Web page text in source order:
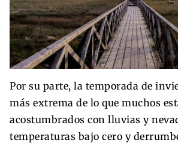
Por su parte, la temporada de
más extrema de lo que muchos
acostumbrados con lluvias y
temperaturas bajo cero y